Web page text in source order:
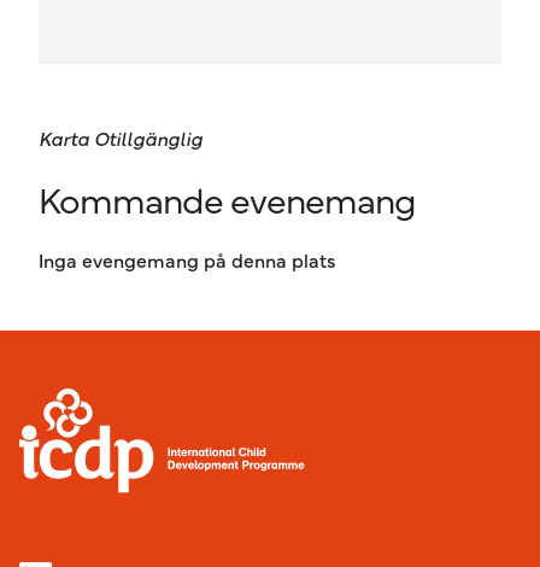
Karta Otillgänglig
Kommande evenemang
Inga evengemang på denna plats
Sidfot